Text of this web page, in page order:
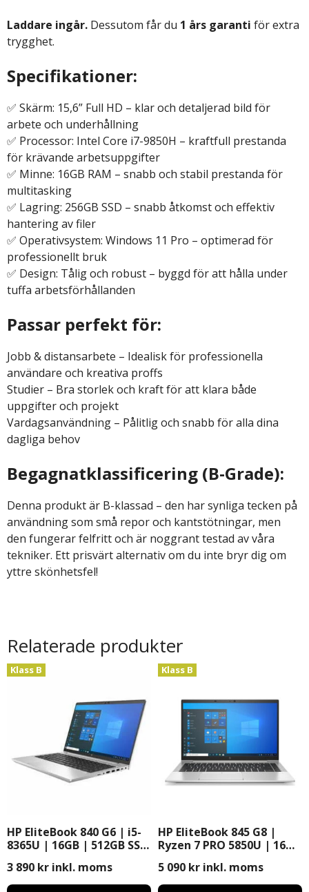
Laddare ingår. Dessutom får du 1 års garanti för extra
trygghet.
Specifikationer:
✅ Skärm: 15,6” Full HD – klar och detaljerad bild för
arbete och underhållning
✅ Processor: Intel Core i7-9850H – kraftfull prestanda
för krävande arbetsuppgifter
✅ Minne: 16GB RAM – snabb och stabil prestanda för
multitasking
✅ Lagring: 256GB SSD – snabb åtkomst och effektiv
hantering av filer
✅ Operativsystem: Windows 11 Pro – optimerad för
professionellt bruk
✅ Design: Tålig och robust – byggd för att hålla under
tuffa arbetsförhållanden
Passar perfekt för:
Jobb & distansarbete – Idealisk för professionella
användare och kreativa proffs
Studier – Bra storlek och kraft för att klara både
uppgifter och projekt
Vardagsanvändning – Pålitlig och snabb för alla dina
dagliga behov
Begagnatklassificering (B-Grade):
Denna produkt är B-klassad – den har synliga tecken på
användning som små repor och kantstötningar, men
den fungerar felfritt och är noggrant testad av våra
tekniker. Ett prisvärt alternativ om du inte bryr dig om
yttre skönhetsfel!
Relaterade produkter
HP EliteBook 840 G6 | i5-
8365U | 16GB | 512GB SSD
Klass B
3 890 kr inkl. moms
HP EliteBook 845 G8 |
Ryzen 7 PRO 5850U | 16GB
Windows 11 Pro
Klass B
5 090 kr inkl. moms